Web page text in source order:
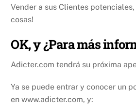
Vender a sus Clientes
cosas!
OK, y ¿Para más
Adicter.com tendrá su próxima
Ya se puede entrar y conocer un
en www.adicter.com, y: